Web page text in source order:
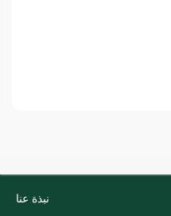
نبذة عنا